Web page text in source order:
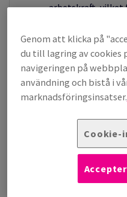
arbetskraft, vilket
användas till att
verksamhet.
användningen
vilket minskar spill
och
Genom att klicka på
du till lagring av
navigeringen på
användning och bistå i
marknadsföringsinsatser.
Cookie-